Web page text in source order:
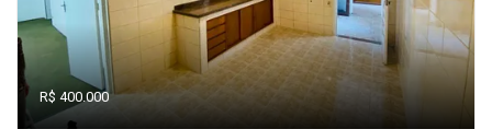
R$ 400.000